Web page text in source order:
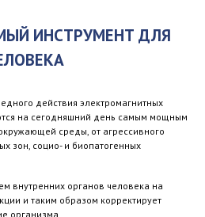
ИНСТРУМЕНТ ДЛЯ
действия электромагнитных
на сегодняшний день самым мощным
среды, от агрессивного
зон, социо- и биопатогенных
внутренних органов человека на
и таким образом корректирует
организма